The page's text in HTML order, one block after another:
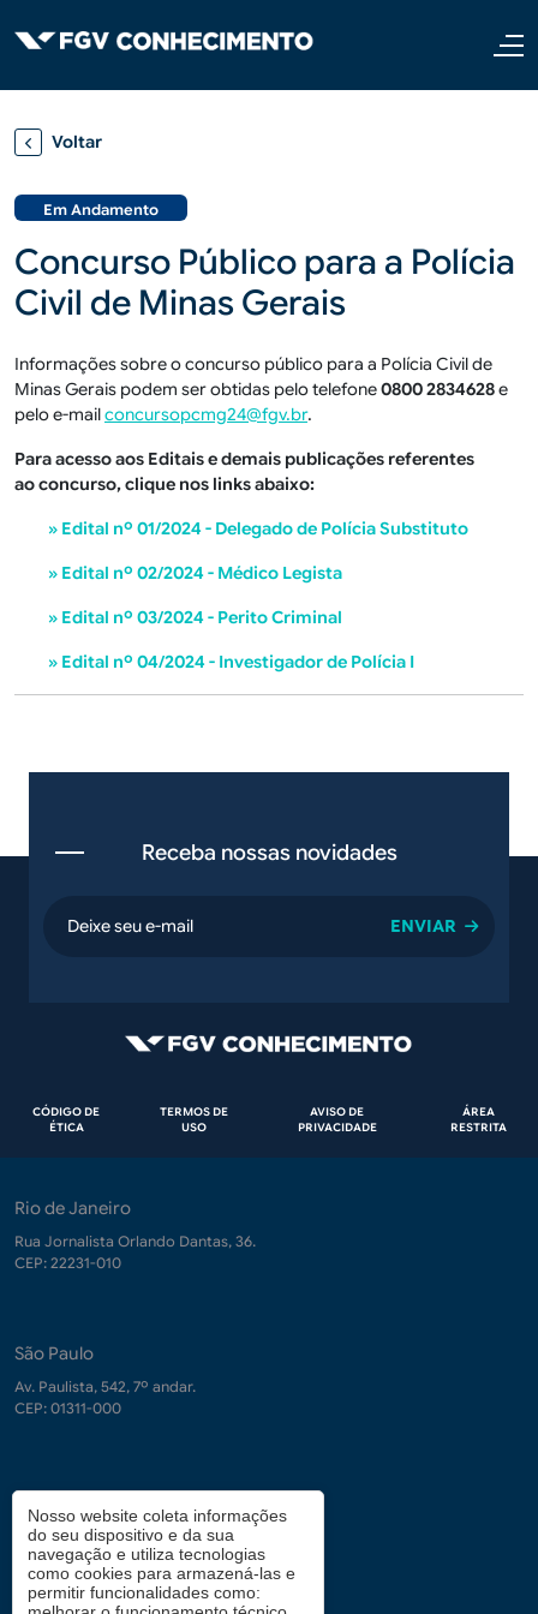
Voltar
Em Andamento
Concurso Público para a Polícia
Civil de Minas Gerais
Informações sobre o concurso público para a Polícia Civil de
Minas Gerais podem ser obtidas pelo telefone0800 2834628e
pelo e-mailconcursopcmg24@fgv.br.
Para acesso aos Editais e demais publicações referentes
ao concurso, clique nos links abaixo:
» Edital nº 01/2024 - Delegado de Polícia Substituto
» Edital nº 02/2024 - Médico Legista
» Edital nº 03/2024 - Perito Criminal
» Edital nº 04/2024 - Investigador de Polícia I
Receba nossas novidades
email
Rodapé
CÓDIGO DE
ÉTICA
TERMOS DE
USO
AVISO DE
PRIVACIDADE
ÁREA
RESTRITA
Rio de Janeiro
Rua Jornalista Orlando Dantas, 36.
CEP: 22231-010
São Paulo
Av. Paulista, 542, 7º andar.
CEP: 01311-000
Contrate-nos
demanda.conhecimento@fgv.br
+ 55 (21) 3799-6066
Nosso website coleta informações
do seu dispositivo e da sua
navegação e utiliza tecnologias
como cookies para armazená-las e
permitir funcionalidades como: